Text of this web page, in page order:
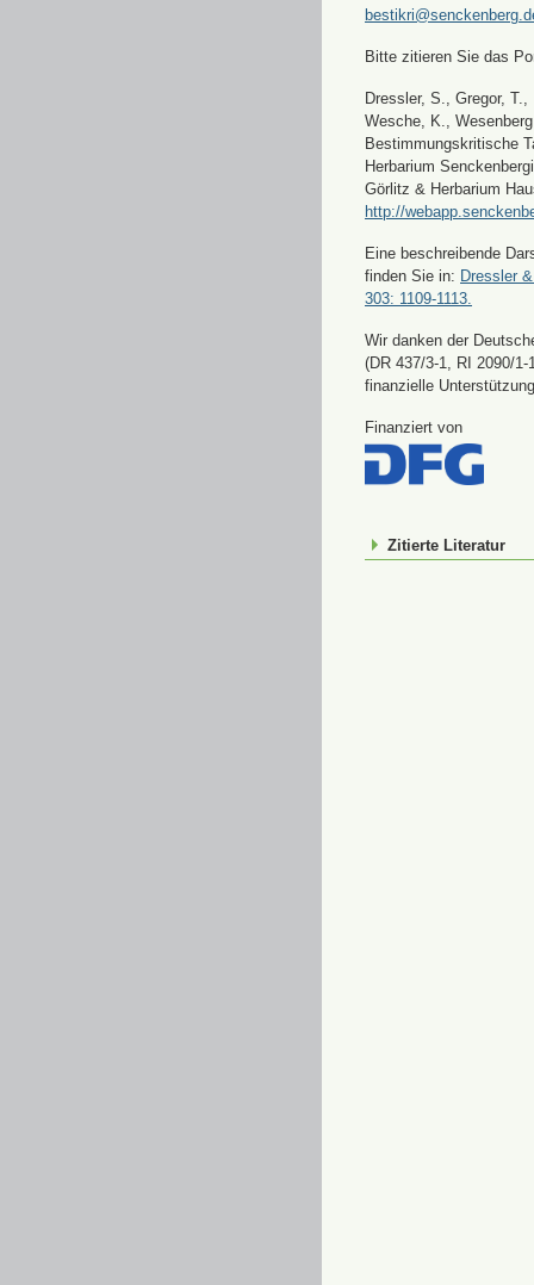
Bitte zitieren Sie das
Dressler, S., Gregor,
Wesche, K.,
Bestimmungskritische
Herbarium
Görlitz & Herbarium
http://
Eine beschreibende
finden Sie in: Dressler
303: 1109-1113.
Wir danken der
(DR 437/3-1, RI 2090/
finanzielle
Finanziert von
Zitierte Literatur